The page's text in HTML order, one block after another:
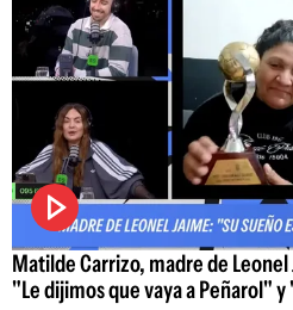
Matilde Carrizo, madre de
"Le dijimos que vaya a Peñarol"